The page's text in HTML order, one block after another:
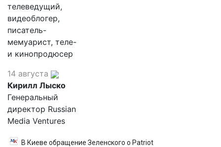
телеведущий,
видеоблогер,
писатель-
мемуарист, теле-
и кинопродюсер
14 августа
Кирилл Лыско
Генеральный
директор Russian
Media Ventures
В Киеве обращение Зеленского о Patriot